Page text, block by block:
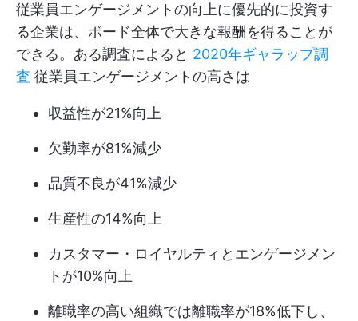
従業員エンゲージメントの向上に優先的に投資す
る企業は、ボード全体で大きな報酬を得ることが
できる。ある調査によると 2020年ギャラップ調
査 従業員エンゲージメントの高さは
収益性が21%向上
欠勤率が81%減少
品質不良が41%減少
生産性の14%向上
カスタマー・ロイヤルティとエンゲージメン
トが10%向上
離職率の高い組織では離職率が18%低下し、